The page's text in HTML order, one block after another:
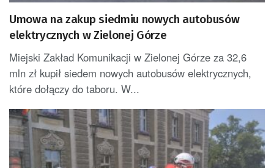
Umowa na zakup siedmiu nowych autobusów
elektrycznych w Zielonej Górze
Miejski Zakład Komunikacji w Zielonej Górze za 32,6
mln zł kupił siedem nowych autobusów elektrycznych,
które dołączy do taboru. W...